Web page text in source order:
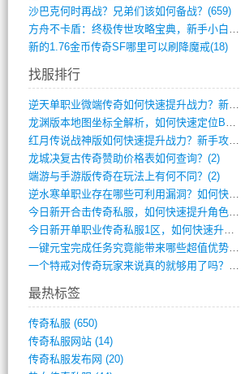
沙巴克何时再战？兄弟们该如何备战？(659)
方舟不卡盾：终极传世攻略宝典，新手小白逆(495)
新的1.76金币传奇SF哪里可以刷降魔戒(18)
找服排行
逆天单职业微端传奇如何快速提升战力？新手(4)
龙渊版本地图坐标全解析，如何快速定位BO(3)
红月传说战神版如何快速提升战力？新手攻略(3)
龙城决复古传奇赞助价格表如何查询？(2)
端游与手游版传奇在玩法上有何不同？(2)
逆水寒单职业存在哪些可利用漏洞？如何快速(1)
今日新开合击传奇私服，如何快速提升角色战(0)
今日新开单职业传奇私服1区，如何快速升级(0)
一键元宝完成任务究竟能带来哪些超值优势？(0)
一个特戒对传奇玩家来说真的就够用了吗？(0)
最热标签
传奇私服 (650)
传奇私服网站(14)
传奇私服发布网 (20)